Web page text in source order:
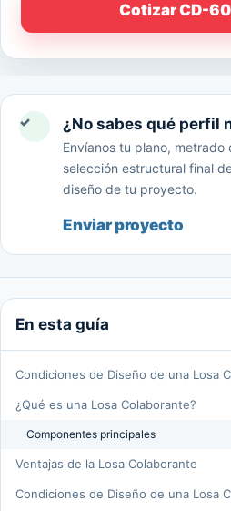
Cotizar CD-60
✓ ¿No sabes qué perfil
Envíanos tu plano, metrado
selección estructural final
diseño de tu proyecto.
Enviar proyecto
En esta guía
Condiciones de Diseño de una Losa
¿Qué es una Losa Colaborante?
Componentes principales
Ventajas de la Losa Colaborante
Condiciones de Diseño de una Losa